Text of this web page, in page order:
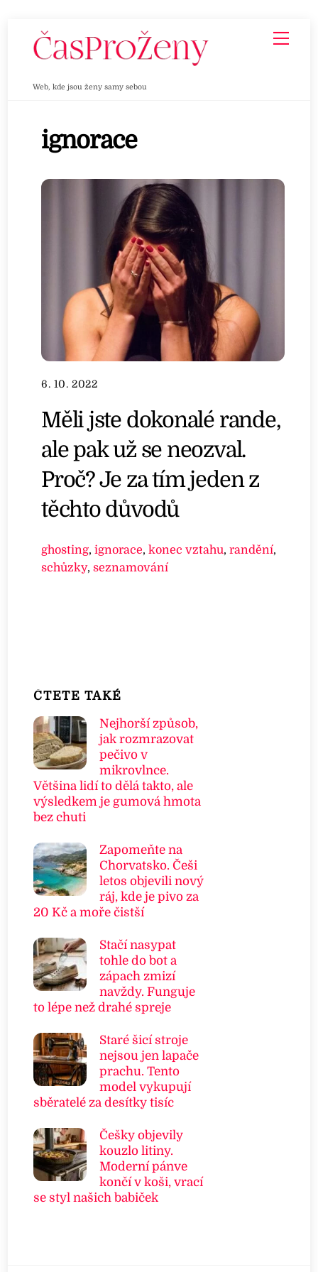
Web, kde jsou ženy samy sebou
ignorace
6. 10. 2022
Měli jste dokonalé rande,
ale pak už se neozval.
Proč? Je za tím jeden z
těchto důvodů
ghosting,ignorace,konec vztahu,randění,
schůzky,seznamování
ČTETE TAKÉ
Nejhorší způsob,
jak rozmrazovat
pečivo v
mikrovlnce.
Většina lidí to dělá takto, ale
výsledkem je gumová hmota
bez chuti
Zapomeňte na
Chorvatsko. Češi
letos objevili nový
ráj, kde je pivo za
20 Kč a moře čistší
Stačí nasypat
tohle do bot a
zápach zmizí
navždy. Funguje
to lépe než drahé spreje
Staré šicí stroje
nejsou jen lapače
prachu. Tento
model vykupují
sběratelé za desítky tisíc
Češky objevily
kouzlo litiny.
Moderní pánve
končí v koši, vrací
se styl našich babiček